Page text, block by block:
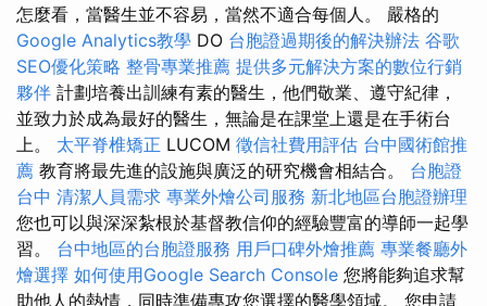
怎麼看，當醫生並不容易，當然不適合每個人。 嚴格的
Google Analytics教學 DO 台胞證過期後的解決辦法 谷歌
SEO優化策略 整骨專業推薦 提供多元解決方案的數位行銷
夥伴 計劃培養出訓練有素的醫生，他們敬業、遵守紀律，
並致力於成為最好的醫生，無論是在課堂上還是在手術台
上。 太平脊椎矯正 LUCOM 徵信社費用評估 台中國術館推
薦 教育將最先進的設施與廣泛的研究機會相結合。 台胞證
台中 清潔人員需求 專業外燴公司服務 新北地區台胞證辦理
您也可以與深深紮根於基督教信仰的經驗豐富的導師一起學
習。 台中地區的台胞證服務 用戶口碑外燴推薦 專業餐廳外
燴選擇 如何使用Google Search Console 您將能夠追求幫
助他人的熱情，同時準備專攻您選擇的醫學領域。 您申請